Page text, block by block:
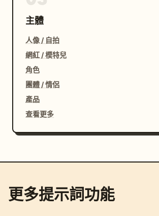
主體
人像 / 自拍
網紅 / 模特兒
角色
團體 / 情侶
產品
查看更多
更多提示詞功能